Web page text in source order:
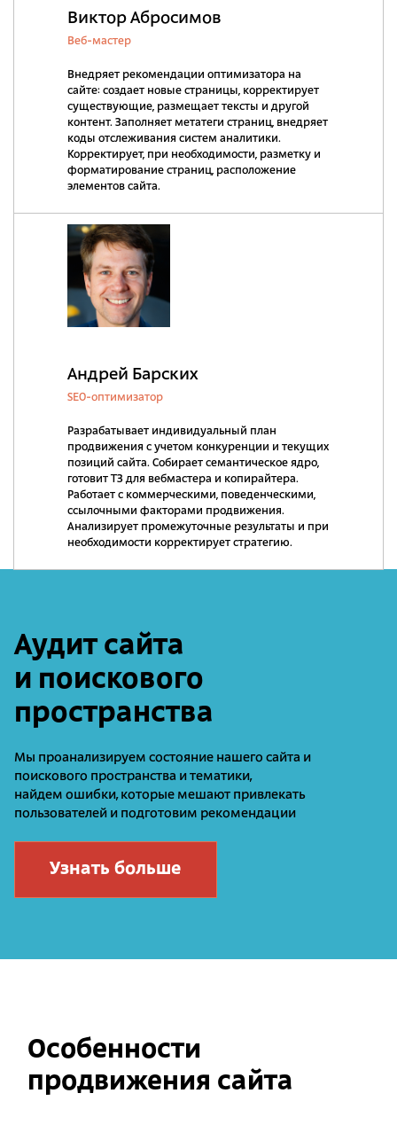
Виктор Абросимов
Веб-мастер
Внедряет рекомендации оптимизатора на
сайте: создает новые страницы, корректирует
существующие, размещает тексты и другой
контент. Заполняет метатеги страниц, внедряет
коды отслеживания систем аналитики.
Корректирует, при необходимости, разметку и
форматирование страниц, расположение
элементов сайта.
Андрей Барских
SEO-оптимизатор
Разрабатывает индивидуальный план
продвижения с учетом конкуренции и текущих
позиций сайта. Собирает семантическое ядро,
готовит ТЗ для вебмастера и копирайтера.
Работает с коммерческими, поведенческими,
ссылочными факторами продвижения.
Анализирует промежуточные результаты и при
необходимости корректирует стратегию.
Аудит сайта
и поискового
пространства
Мы проанализируем состояние нашего сайта и
поискового пространства и тематики,
найдем ошибки, которые мешают привлекать
пользователей и подготовим рекомендации
Узнать больше
Особенности
продвижения сайта